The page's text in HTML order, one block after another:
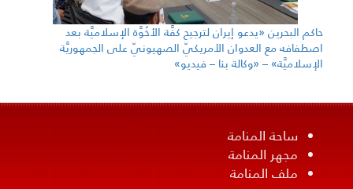
حاكم البحرين «يدعو إيران لترجيح كفَّة الأخُوَّة الإسلاميَّة بعد
اصطفافه مع العدوان الأمريكيّ الصهيونيّ على الجمهوريَّة
الإسلاميَّة» – «وكالة بنا – فيديو»
ساحة المنامة
مجهر المنامة
ملف المنامة